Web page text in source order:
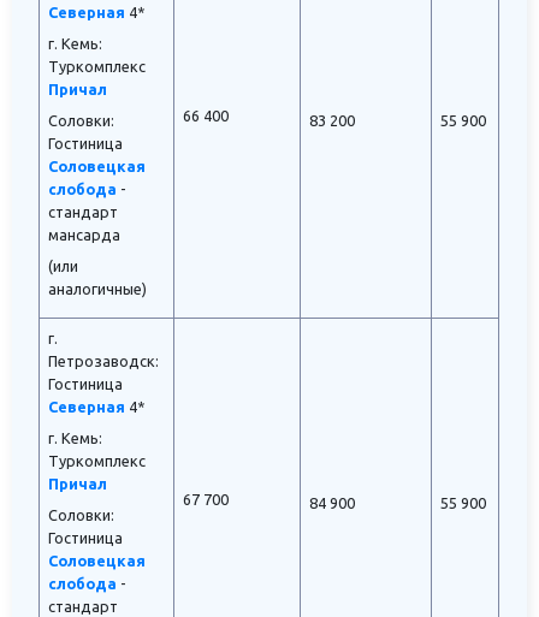
Северная 4*
г. Кемь:
Туркомплекс
Причал
Соловки:
Гостиница
Соловецкая
слобода -
стандарт
мансарда
(или
аналогичные)
66 400 83 200 55 900
г.
Петрозаводск:
Гостиница
Северная 4*
г. Кемь:
Туркомплекс
Причал
Соловки:
Гостиница
Соловецкая
слобода -
стандарт
67 700 84 900 55 900